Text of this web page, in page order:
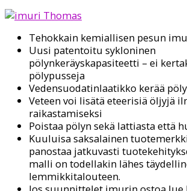
Tehokkain kemiallisen pesun
Uusi patentoitu sykloninen
pölynkeräyskapasiteetti – ei
pölypusseja
Vedensuodatinlaatikko kerää
Veteen voi lisätä eteerisiä öljyjä
raikastamiseksi
Poistaa pölyn sekä lattiasta että
Kuuluisa saksalainen
panostaa jatkuvasti
malli on todellakin lähes
lemmikkitalouteen.